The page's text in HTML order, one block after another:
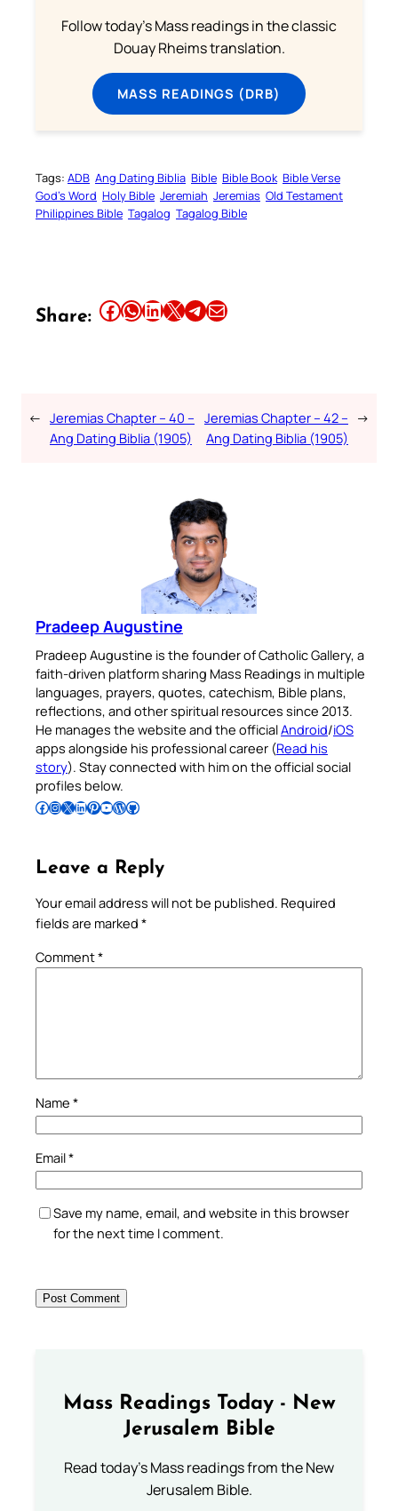
Follow today's Mass readings in the classic
Douay Rheims translation.
MASS READINGS (DRB)
Tags: ADB Ang Dating Biblia Bible Bible Book Bible Verse
God’s Word Holy Bible Jeremiah Jeremias Old Testament
Philippines Bible Tagalog Tagalog Bible
Share: Share this article on Facebook Share this article on WhatsApp Share this article on LinkedIn Share this article on X Share this article on TelegramEmail this Article
← Jeremias Chapter – 40 –
Ang Dating Biblia (1905)
Jeremias Chapter – 42 –
Ang Dating Biblia (1905)
→
Pradeep Augustine
Pradeep Augustine is the founder of Catholic Gallery, a
faith-driven platform sharing Mass Readings in multiple
languages, prayers, quotes, catechism, Bible plans,
reflections, and other spiritual resources since 2013.
He manages the website and the officialAndroid/iOS
apps alongside his professional career (Read his
story). Stay connected with him on the official social
profiles below.
Follow Pradeep on Facebook Follow Pradeep on InstagramFollow Pradeep on X Follow Pradeep on LinkedIn Follow Pradeep on Pinterest Subscribe to Pradeep’s Youtube Channel Follow Pradeep on WordPress Follow Pradeep on GitHub
Leave a Reply
Your email address will not be published. Required
fields are marked *
Comment*
Name *
Email*
Save my name, email, and website in this browser
for the next time I comment.
Mass Readings Today - New
Jerusalem Bible
Read today's Mass readings from the New
Jerusalem Bible.